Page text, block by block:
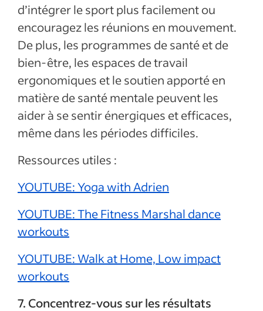
d’intégrer le sport plus facilement ou
encouragez les réunions en mouvement.
De plus, les programmes de santé et de
bien-être, les espaces de travail
ergonomiques et le soutien apporté en
matière de santé mentale peuvent les
aider à se sentir énergiques et efficaces,
même dans les périodes difficiles.
Ressources utiles :
YOUTUBE: Yoga with Adrien
YOUTUBE: The Fitness Marshal dance
workouts
YOUTUBE: Walk at Home, Low impact
workouts
7. Concentrez-vous sur les résultats